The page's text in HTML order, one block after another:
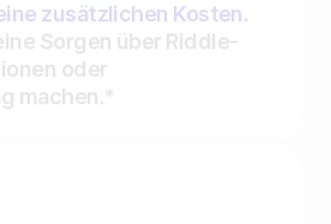
zusätzlichen Kosten.
Sorgen über Riddle-
oder
machen.*